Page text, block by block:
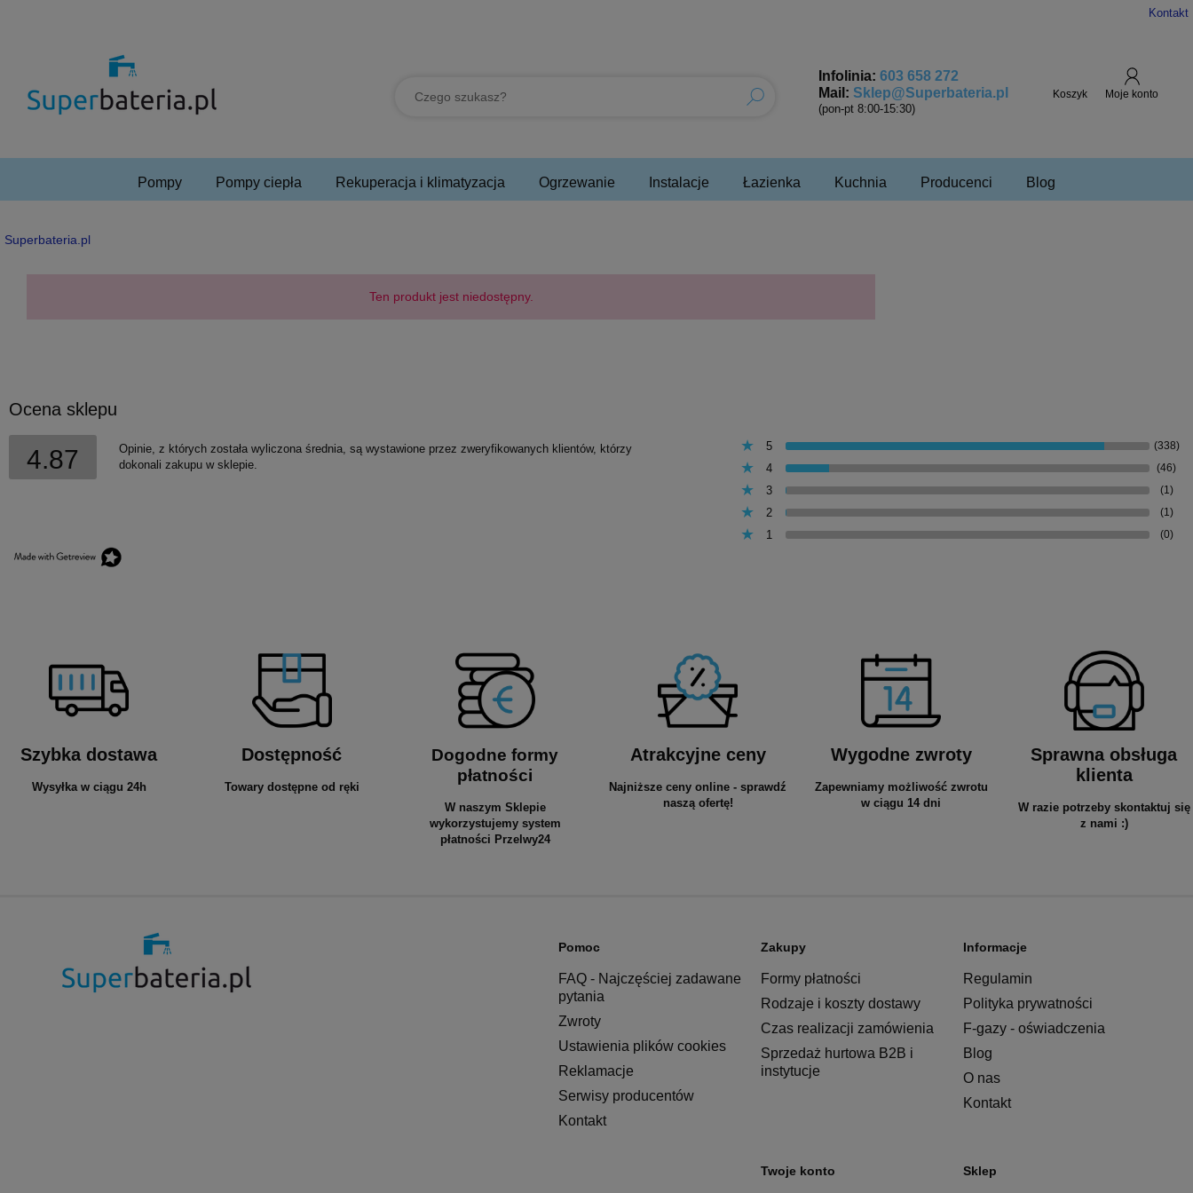
Kontakt
Infolinia: 603 658 272
Mail: Sklep@Superbateria.pl
(pon-pt 8:00-15:30)
Pompy Pompy ciepła Rekuperacja i klimatyzacja Ogrzewanie Instalacje Łazienka Kuchnia Producenci Blog
Superbateria.pl
Ten produkt jest niedostępny.
Ocena sklepu
4.87
Opinie, z których została wyliczona średnia, są wystawione przez zweryfikowanych klientów, którzy
dokonali zakupu w sklepie.
5 (338)
4 (46)
3 (1)
2 (1)
1 (0)
Szybka dostawa
Wysyłka w ciągu 24h
Dostępność
Towary dostępne od ręki
Dogodne formy
płatności
W naszym Sklepie
wykorzystujemy system
płatności Przelwy24
Atrakcyjne ceny
Najniższe ceny online - sprawdź
naszą ofertę!
Wygodne zwroty
Zapewniamy możliwość zwrotu
w ciągu 14 dni
Sprawna obsługa
klienta
W razie potrzeby skontaktuj się
z nami :)
Pomoc
FAQ - Najczęściej zadawane
pytania
Zwroty
Ustawienia plików cookies
Reklamacje
Serwisy producentów
Kontakt
Zakupy
Formy płatności
Rodzaje i koszty dostawy
Czas realizacji zamówienia
Sprzedaż hurtowa B2B i
instytucje
Informacje
Regulamin
Polityka prywatności
F-gazy - oświadczenia
Blog
O nas
Kontakt
Twoje konto Sklep